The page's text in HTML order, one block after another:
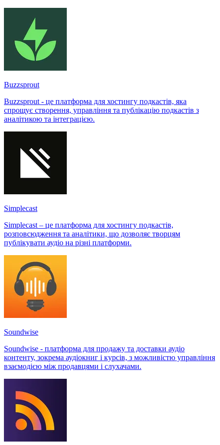
Buzzsprout
Buzzsprout - це платформа для хостингу подкастів, яка
спрощує створення, управління та публікацію подкастів з
аналітикою та інтеграцією.
Simplecast
Simplecast – це платформа для хостингу подкастів,
розповсюдження та аналітики, що дозволяє творцям
публікувати аудіо на різні платформи.
Soundwise
Soundwise - платформа для продажу та доставки аудіо
контенту, зокрема аудіокниг і курсів, з можливістю управління
взаємодією між продавцями і слухачами.